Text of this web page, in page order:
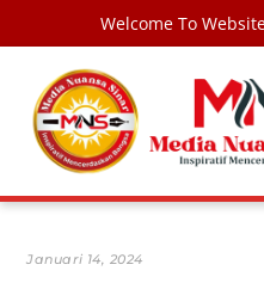
Welcome To
content
Januari 14, 2024